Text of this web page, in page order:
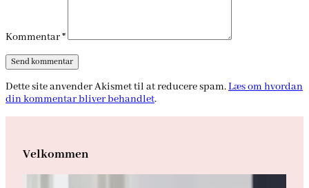
Kommentar*
Dette site anvender Akismet til at reducere spam.Læs om hvordan
din kommentar bliver behandlet.
Velkommen